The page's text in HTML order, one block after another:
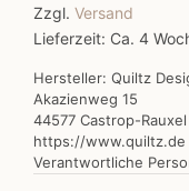
Zzgl. Versand
Lieferzeit: Ca. 4
Hersteller: Quiltz
Akazienweg 15
44577 Castrop-Rauxel
https://www.quiltz.de
Verantwortliche